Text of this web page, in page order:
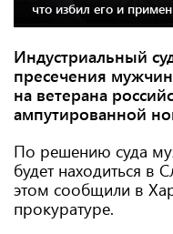
что избил его и
Индустриальный
пресечения
на ветерана
ампутированной
По решению суда
будет находиться в
этом сообщили в
прокуратуре.